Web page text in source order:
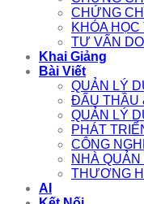
CHỨNG
KHÓA
TƯ VẤN
Khai Giảng
Bài Viết
QUẢN LÝ
ĐẤU THẦU
QUẢN LÝ
PHÁT
CÔNG
NHÀ QUẢN
THƯƠNG
AI